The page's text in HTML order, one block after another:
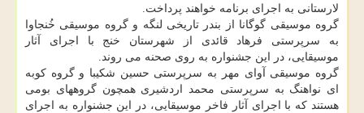
لارستانی به اجرای برنامه خواهند پرداخت.
گروه موسیقی گوگانا از بندر تاریخی لنگه و گروه موسیقی خُنجاوا
به سرپرستی فرهاد قائدی از شهرستان خنج با اجرای آثار
موسیقایی، در این جشنواره به روی صحنه می روند.
گروه موسیقی آوای مهر به سرپرستی حسین شکیبا و گروه کوبه
ای نواهنگ به سرپرستی محمد اردشیری همچون گروههای بومی
هستند که با اجرای آثار فاخر موسیقایی، در این جشنواره به اجرای